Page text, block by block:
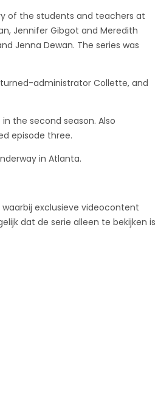
of the students and teachers at
Jennifer Gibgot and Meredith
Jenna Dewan. The series was
turned-administrator Collette, and
the second season. Also
episode three.
in Atlanta.
exclusieve videocontent
dat de serie alleen te bekijken is